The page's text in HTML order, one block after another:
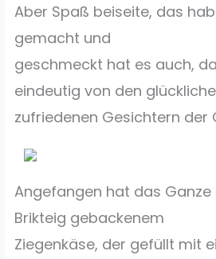
Aber Spaß beiseite, das
gemacht und
geschmeckt hat es auch,
eindeutig von den
zufriedenen Gesichtern der
Angefangen hat das Ganze
Brikteig gebackenem
Ziegenkäse, der gefüllt mit